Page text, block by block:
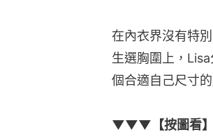
在內衣界沒有特
生選胸圍上，
個合適自己尺寸的
▼▼▼【按圖看】